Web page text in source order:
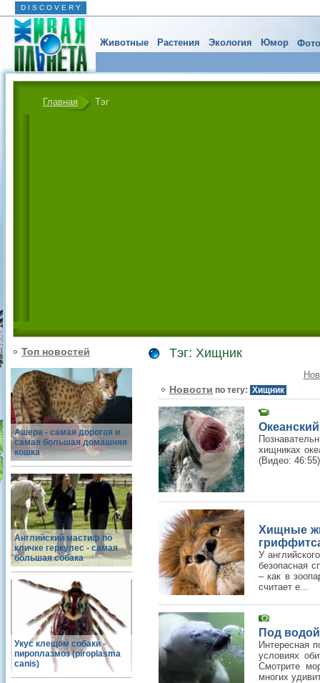
D I S C O V E R Y
Животные Растения Экология Юмор
Главная Тэг
Топ новостей
Ашера - самая дорогая и
самая большая домашняя
кошка
Английский мастиф по
кличке геркулес - самая
большая собака
Укус клещом собаки -
пироплазмоз (piroplasma
canis)
Тэг: Хищник
Новости по тегу: Хищник
хищниках
(Видео: 46:55)
Хищные
У
безопасная
– как в
считает е...
Под водой
Интересная
условиях
Смотрите
многих